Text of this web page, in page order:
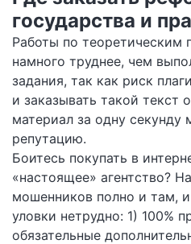
государства и
Работы по теоретическим
намного труднее, чем
задания, так как риск
и заказывать такой текст
материал за одну
репутацию.
Боитесь покупать в
«настоящее» агентство?
мошенников полно и там,
уловки нетрудно: 1) 100%
обязательные